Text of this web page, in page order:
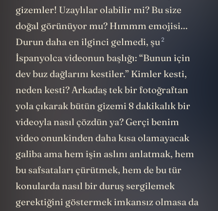
gizemler! Uzaylılar olabilir mi? Bu size
doğal görünüyor mu? Hımmm emojisi...
Durun daha en ilginci gelmedi, şu2
İspanyolca videonun başlığı: “Bunun için
dev buz dağlarını kestiler.” Kimler kesti,
neden kesti? Arkadaş tek bir fotoğraftan
yola çıkarak bütün gizemi 8 dakikalık bir
videoyla nasıl çözdün ya? Gerçi benim
video onunkinden daha kısa olamayacak
galiba ama hem işin aslını anlatmak, hem
bu safsataları çürütmek, hem de bu tür
konularda nasıl bir duruş sergilemek
gerektiğini göstermek imkansız olmasa da